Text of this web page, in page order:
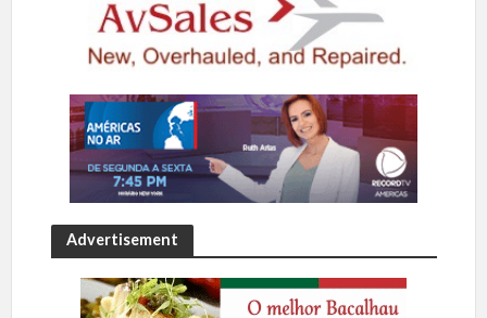
Advertisement